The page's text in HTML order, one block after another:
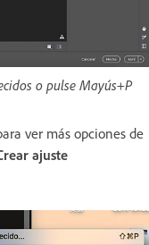
o pulse Mayús+P
ver más opciones de
ajuste